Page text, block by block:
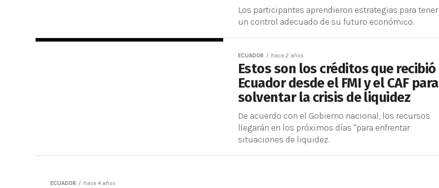
Los participantes aprendieron estrategias para tener
un control adecuado de su futuro económico.
ECUADOR hace 2 años
Estos son los créditos que recibió
Ecuador desde el FMI y el CAF para
solventar la crisis de liquidez
De acuerdo con el Gobierno nacional, los recursos
llegarán en los próximos días "para enfrentar
situaciones de liquidez.
ECUADOR hace 4 años